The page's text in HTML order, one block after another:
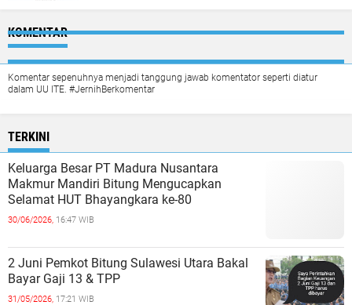
KOMENTAR
Komentar sepenuhnya menjadi tanggung jawab komentator seperti diatur
dalam UU ITE. #JernihBerkomentar
TERKINI
Keluarga Besar PT Madura Nusantara
Makmur Mandiri Bitung Mengucapkan
Selamat HUT Bhayangkara ke-80
30/06/2026, 16:47 WIB
2 Juni Pemkot Bitung Sulawesi Utara Bakal
Bayar Gaji 13 & TPP
31/05/2026, 17:21 WIB